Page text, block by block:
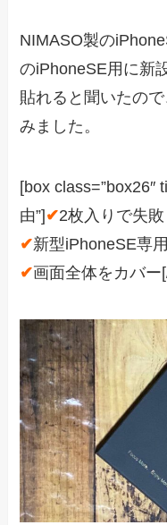
NIMASO製の
のiPhoneSE用に新
貼れると聞いたの
みました。
[box class=”box26″
由”] ✔2枚入りで失
✔新型iPhoneSE専
✔画面全体をカバー